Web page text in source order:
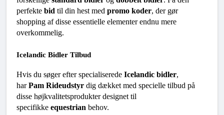
perfekte bid til din hest med promo koder, der gør
shopping af disse essentielle elementer endnu mere
overkommelig.
Icelandic Bidler Tilbud
Hvis du søger efter specialiserede Icelandic bidler,
har Pam Rideudstyr dig dækket med specielle tilbud på
disse højkvalitetsprodukter designet til
specifikke equestrian behov.